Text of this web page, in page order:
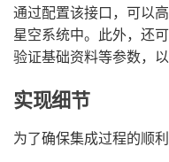
通过配置该接口，可以
星空系统中。此外，还
验证基础资料等参数，
实现细节
为了确保集成过程的顺